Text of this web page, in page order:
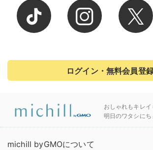
ログイン・無料会員登
おしゃれもキレイ
明日のワタシに
michill byGMOについて